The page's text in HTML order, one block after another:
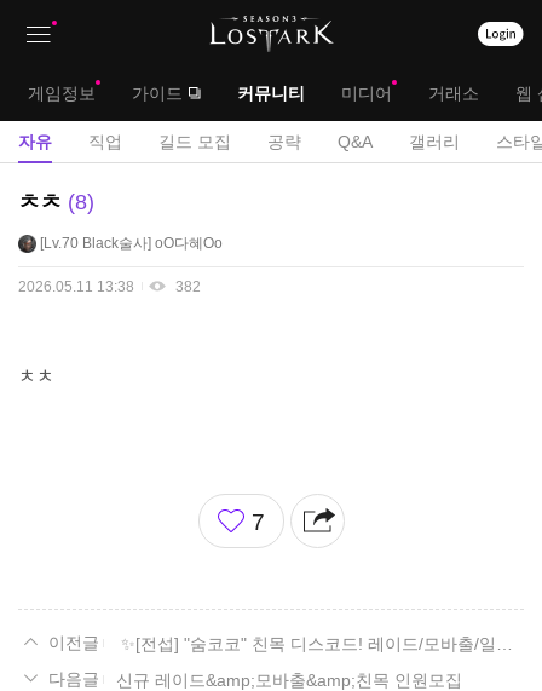
대
메
게임정보 가이드 커뮤니티 미디어 거래소 웹
서
자유 직업 길드 모집 공략 Q&A 갤러리 스타
자
게
ㅊㅊ 8
Lv.70 Black술사 oO다혜Oo
2026.05.11 13:38 382
ㅊㅊ
좋
아
7
✨[전섭] "숨코코" 친목 디스코드! 레이드/모바출/일숙/잡담✨
신규 레이드&amp;모바출&amp;친목 인원모집